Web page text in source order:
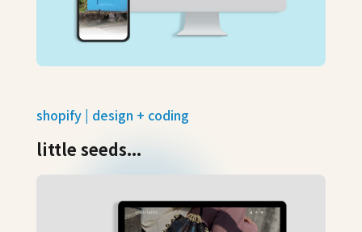
shopify | design + coding
little seeds...